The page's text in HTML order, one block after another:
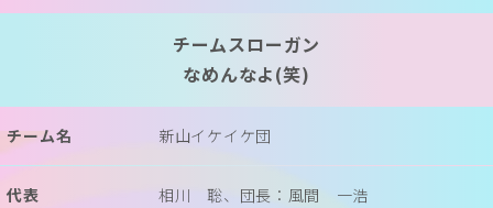
チームスローガン
なめんなよ(笑)
チーム名 新山イケイケ団
代表 相川 聡、団長：風間 一浩